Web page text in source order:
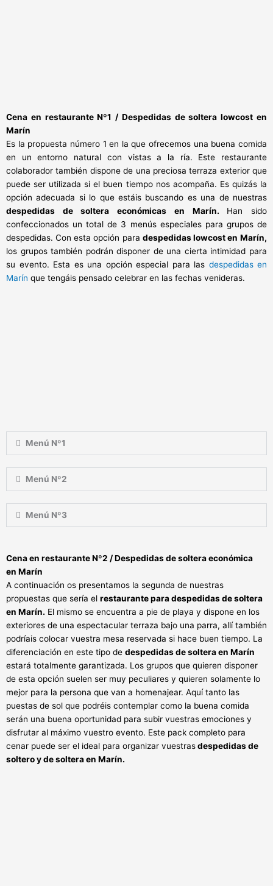
Cena en restaurante Nº1 / Despedidas de soltera lowcost en
Marín
Es la propuesta número 1 en la que ofrecemos una buena comida
en un entorno natural con vistas a la ría. Este restaurante
colaborador también dispone de una preciosa terraza exterior que
puede ser utilizada si el buen tiempo nos acompaña. Es quizás la
opción adecuada si lo que estáis buscando es una de nuestras
despedidas de soltera económicas en Marín. Han sido
confeccionados un total de 3 menús especiales para grupos de
despedidas. Con esta opción para despedidas lowcost en Marín,
los grupos también podrán disponer de una cierta intimidad para
su evento. Esta es una opción especial para las despedidas en
Marín que tengáis pensado celebrar en las fechas venideras.
Menú Nº1
Menú Nº2
Menú Nº3
Cena en restaurante Nº2 / Despedidas de soltera económica
en Marín
A continuación os presentamos la segunda de nuestras
propuestas que sería el restaurante para despedidas de soltera
en Marín. El mismo se encuentra a pie de playa y dispone en los
exteriores de una espectacular terraza bajo una parra, allí también
podríais colocar vuestra mesa reservada si hace buen tiempo. La
diferenciación en este tipo de despedidas de soltera en Marín
estará totalmente garantizada. Los grupos que quieren disponer
de esta opción suelen ser muy peculiares y quieren solamente lo
mejor para la persona que van a homenajear. Aquí tanto las
puestas de sol que podréis contemplar como la buena comida
serán una buena oportunidad para subir vuestras emociones y
disfrutar al máximo vuestro evento. Este pack completo para
cenar puede ser el ideal para organizar vuestrasdespedidas de
soltero y de soltera en Marín.